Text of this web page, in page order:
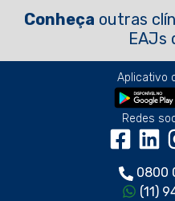
Conheça outras
EAJs
Aplicativo
Redes
0800
(11)